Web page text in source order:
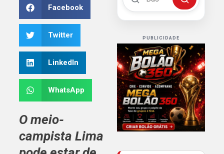
Facebook
Twitter
LinkedIn
WhatsApp
O meio-
campista Lima
Buscar
PUBLICIDADE